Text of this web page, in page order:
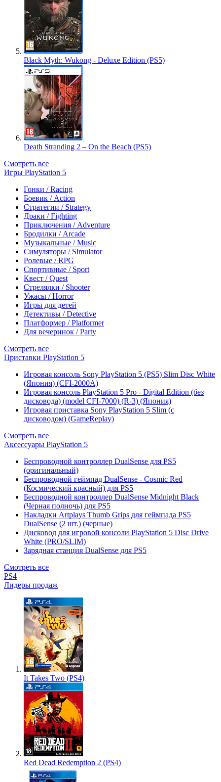
Black Myth: Wukong - Deluxe Edition (PS5)
Death Stranding 2 – On the Beach (PS5)
Смотреть все
Игры PlayStation 5
Гонки / Racing
Боевик / Action
Стратегии / Strategy
Драки / Fighting
Приключения / Adventure
Бродилки / Arcade
Музыкальные / Music
Симуляторы / Simulator
Ролевые / RPG
Спортивные / Sport
Квест / Quest
Стрелялки / Shooter
Ужасы / Horror
Игры для детей
Детективы / Detective
Платформер / Platformer
Для вечеринок / Party
Смотреть все
Приставки PlayStation 5
Игровая консоль Sony PlayStation 5 (PS5) Slim Disc White
(Япония) (CFI-2000A)
Игровая консоль PlayStation 5 Pro - Digital Edition (без
дисковода) (model CFI-7000) (R-3) (Япония)
Игровая приставка Sony PlayStation 5 Slim (с
дисководом) (GameReplay)
Смотреть все
Аксессуары PlayStation 5
Беспроводной контроллер DualSense для PS5
(оригинальный)
Беспроводной геймпад DualSense - Cosmic Red
(Космический красный) для PS5
Беспроводной контроллер DualSense Midnight Black
(Черная полночь) для PS5
Накладки Artplays Thumb Grips для геймпада PS5
DualSense (2 шт.) (черные)
Дисковод для игровой консоли PlayStation 5 Disc Drive
White (PRO/SLIM)
Зарядная станция DualSense для PS5
Смотреть все
PS4
Лидеры продаж
It Takes Two (PS4)
Red Dead Redemption 2 (PS4)